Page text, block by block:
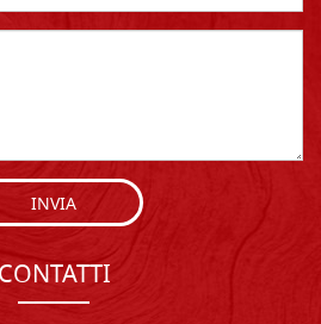
INVIA
CONTATTI